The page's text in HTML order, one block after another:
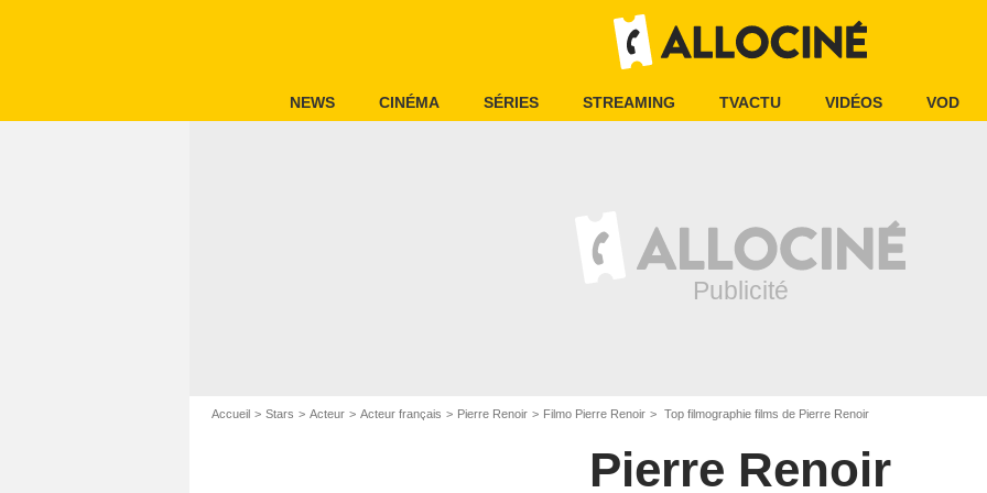
NEWS CINÉMA SÉRIES STREAMING TVACTU VIDÉOS VOD
Accueil Stars Acteur Acteur français Pierre Renoir Filmo Pierre Renoir Top filmographie films de Pierre Renoir
Pierre Renoir